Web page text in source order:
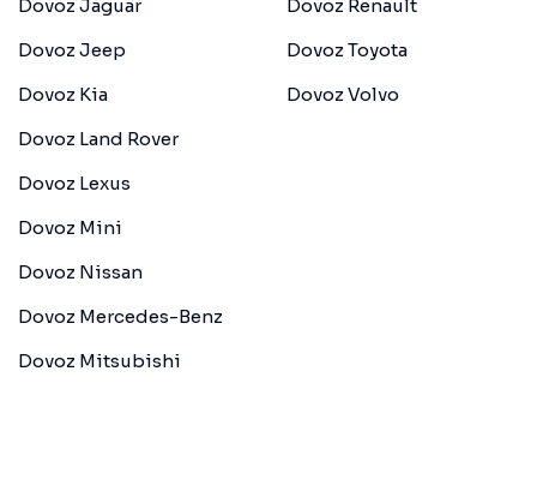
Dovoz Jaguar
Dovoz Jeep
Dovoz Kia
Dovoz Land Rover
Dovoz Lexus
Dovoz Mini
Dovoz Nissan
Dovoz Mercedes-Benz
Dovoz Mitsubishi
Dovoz Renault
Dovoz Toyota
Dovoz Volvo